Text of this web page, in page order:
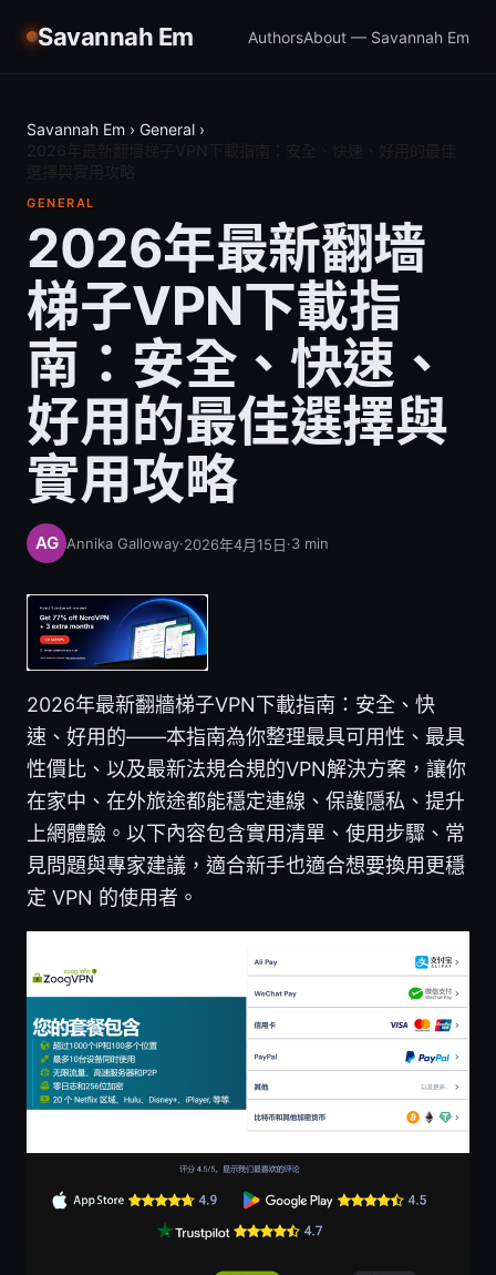
Savannah Em AuthorsAbout — Savannah Em
Savannah Em › General ›
GENERAL
2026年最新翻墙
梯子VPN下載指
南：安全、快速、
好用的最佳選擇與
實用攻略
Annika Galloway·2026年4月15日·3 min
2026年最新翻牆梯子VPN下載指南：安全、快
速、好用的——本指南為你整理最具可用性、最具
性價比、以及最新法規合規的VPN解決方案，讓你
在家中、在外旅途都能穩定連線、保護隱私、提升
上網體驗。以下內容包含實用清單、使用步驟、常
見問題與專家建議，適合新手也適合想要換用更穩
定 VPN 的使用者。